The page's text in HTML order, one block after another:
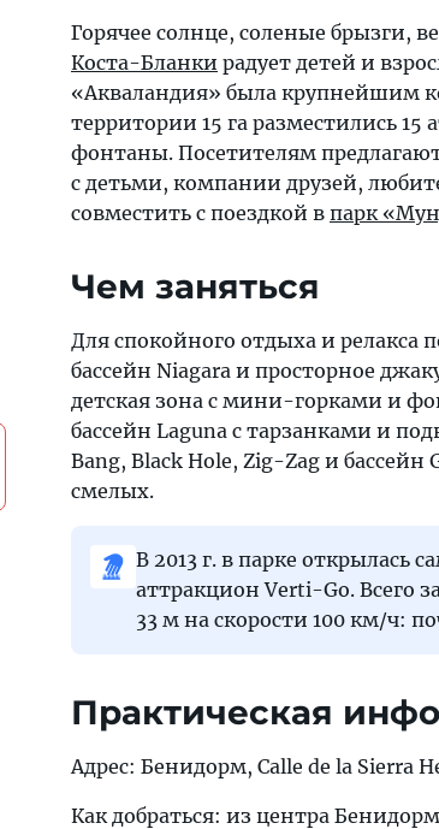
Горячее солнце, соленые брызги,
Коста-Бланки радует детей и
«Акваландия» была крупнейшим
территории 15 га разместились
фонтаны. Посетителям
с детьми, компании друзей,
совместить с поездкой в парк
Чем заняться
Для спокойного отдыха и релакса
бассейн Niagara и просторное
детская зона с мини-горками и
бассейн Laguna с тарзанками и
Bang, Black Hole, Zig-Zag и
смелых.
В 2013 г. в парке открылась
аттракцион Verti-Go. Всего
33 м на скорости 100 км/ч:
Практическая
Адрес: Бенидорм, Calle de la Sierra
Как добраться: из центра